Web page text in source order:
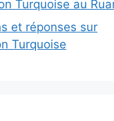
Turquoise au
et réponses sur
Turquoise